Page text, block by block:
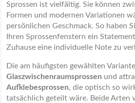
Sprossen ist vielfältig. Sie können
Formen und modernen Variationen
persönlichen Geschmack. So haben
Ihren Sprossenfenstern ein
Zuhause eine individuelle Note zu
Die am häufigsten gewählten
Glaszwischenraumsprossen und
Aufklebesprossen, die optisch so
tatsächlich geteilt wäre. Beide Arten